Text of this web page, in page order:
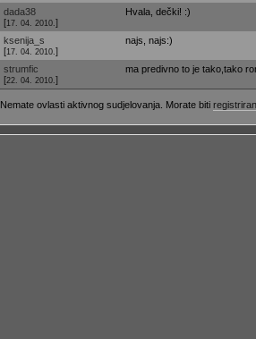
dada38
[17. 04. 2010. ]
Hvala, dečki! :)
ksenija_s
[17. 04. 2010. ]
najs, najs:)
strumfic
[22. 04. 2010. ]
ma predivno to je tako,tako
Nemate ovlasti aktivnog sudjelovanja. Morate biti